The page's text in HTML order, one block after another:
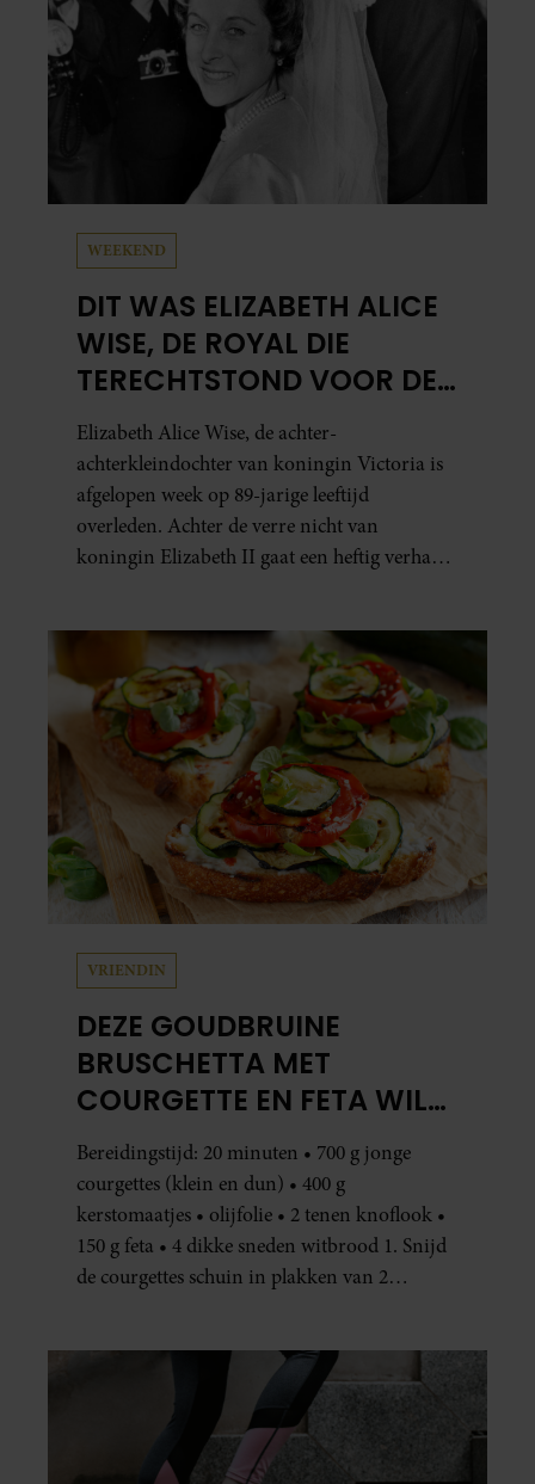
WEEKEND
DIT WAS ELIZABETH ALICE
WISE, DE ROYAL DIE
TERECHTSTOND VOOR DE
DOOD VAN HAAR BABY
Elizabeth Alice Wise, de achter-
achterkleindochter van koningin Victoria is
afgelopen week op 89-jarige leeftijd
overleden. Achter de verre nicht van
koningin Elizabeth II gaat een heftig verhaal
VRIENDIN
DEZE GOUDBRUINE
BRUSCHETTA MET
COURGETTE EN FETA WIL
JE METEEN MAKEN
Bereidingstijd: 20 minuten • 700 g jonge
courgettes (klein en dun) • 400 g
kerstomaatjes • olijfolie • 2 tenen knoflook •
150 g feta • 4 dikke sneden witbrood 1. Snijd
de courgettes schuin in plakken van 2